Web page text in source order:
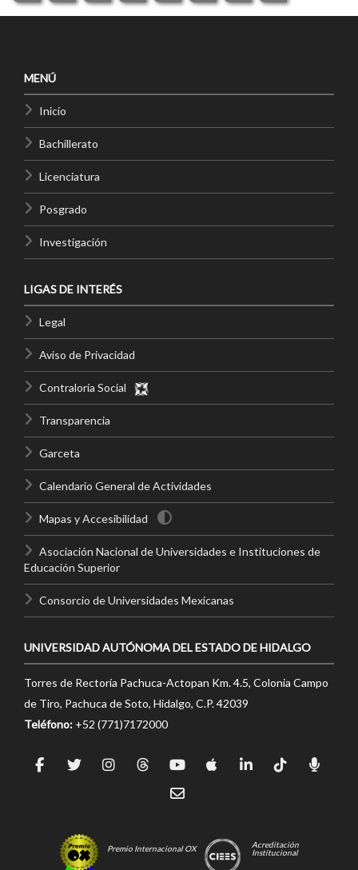
MENÚ
Inicio
Bachillerato
Licenciatura
Posgrado
Investigación
LIGAS DE INTERÉS
Legal
Aviso de Privacidad
Contraloría Social
Transparencia
Garceta
Calendario General de Actividades
Mapas y Accesibilidad
Asociación Nacional de Universidades e Instituciones de
Educación Superior
Consorcio de Universidades Mexicanas
UNIVERSIDAD AUTÓNOMA DEL ESTADO DE HIDALGO
Torres de Rectoría Pachuca-Actopan Km. 4.5, Colonia Campo
de Tiro, Pachuca de Soto, Hidalgo, C.P. 42039
Teléfono: +52 (771)7172000
Premio Internacional OX
Acreditación
Institucional